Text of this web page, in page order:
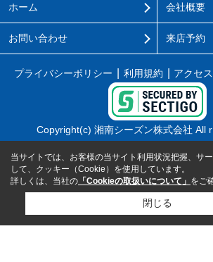
ホーム 会社概要
お問い合わせ 来店予約
プライバシーポリシー 利用規約 アクセ
Copyright(c) 湘南シーズン株式会社 All
当サイトでは、お客様の当サイト利用状況把握、サ
して、クッキー（Cookie）を使用しています。
詳しくは、当社の 「Cookieの取扱いについて」 をご
閉じる